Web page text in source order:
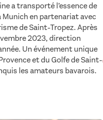
a transporté l’essence de
Munich en partenariat avec
de Saint-Tropez. Après
2023, direction
Un événement unique
et du Golfe de Saint-
les amateurs bavarois.